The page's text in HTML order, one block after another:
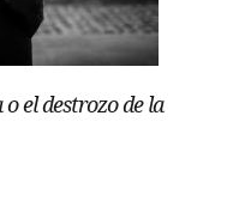
el destrozo de la